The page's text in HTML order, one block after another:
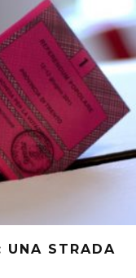
UNA STRADA